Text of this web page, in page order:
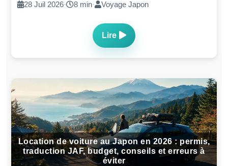
28 Juil 2026· 8 min· Voyage Japon
Lire
Location de voiture au Japon en 2026 : permis,
traduction JAF, budget, conseils et erreurs à
éviter